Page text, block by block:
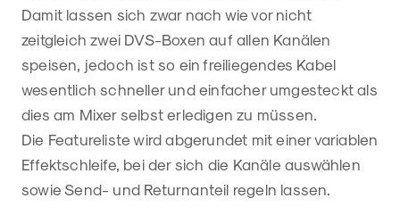
Damit lassen sich zwar nach wie vor nicht
zeitgleich zwei DVS-Boxen auf allen Kanälen
speisen, jedoch ist so ein freiliegendes Kabel
wesentlich schneller und einfacher umgesteckt als
dies am Mixer selbst erledigen zu müssen.
Die Featureliste wird abgerundet mit einer variablen
Effektschleife, bei der sich die Kanäle auswählen
sowie Send- und Returnanteil regeln lassen.